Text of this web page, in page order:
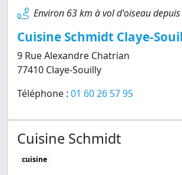
Environ 63 km à vol d'oiseau
Cuisine Schmidt Claye-
9 Rue Alexandre Chatrian
77410 Claye-Souilly
Téléphone : 01 60 26 57 95
Cuisine Schmidt
cuisine